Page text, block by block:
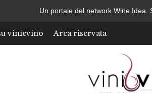
Un portale del network Wine Idea.
vinievino Area riservata